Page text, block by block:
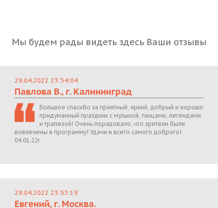
Мы будем рады видеть здесь Ваши отзывы
29.04.2022 23:54:04
Павлова В., г. Калининград
Большое спасибо за приятный, яркий, добрый и хорошо
придуманный праздник с музыкой, танцами, легендами
и трапезой! Очень порадовало, что зрители были
вовлечены в программу! Удачи и всего самого доброго!
04.01.22г
29.04.2022 23:53:19
Евгений, г. Москва.